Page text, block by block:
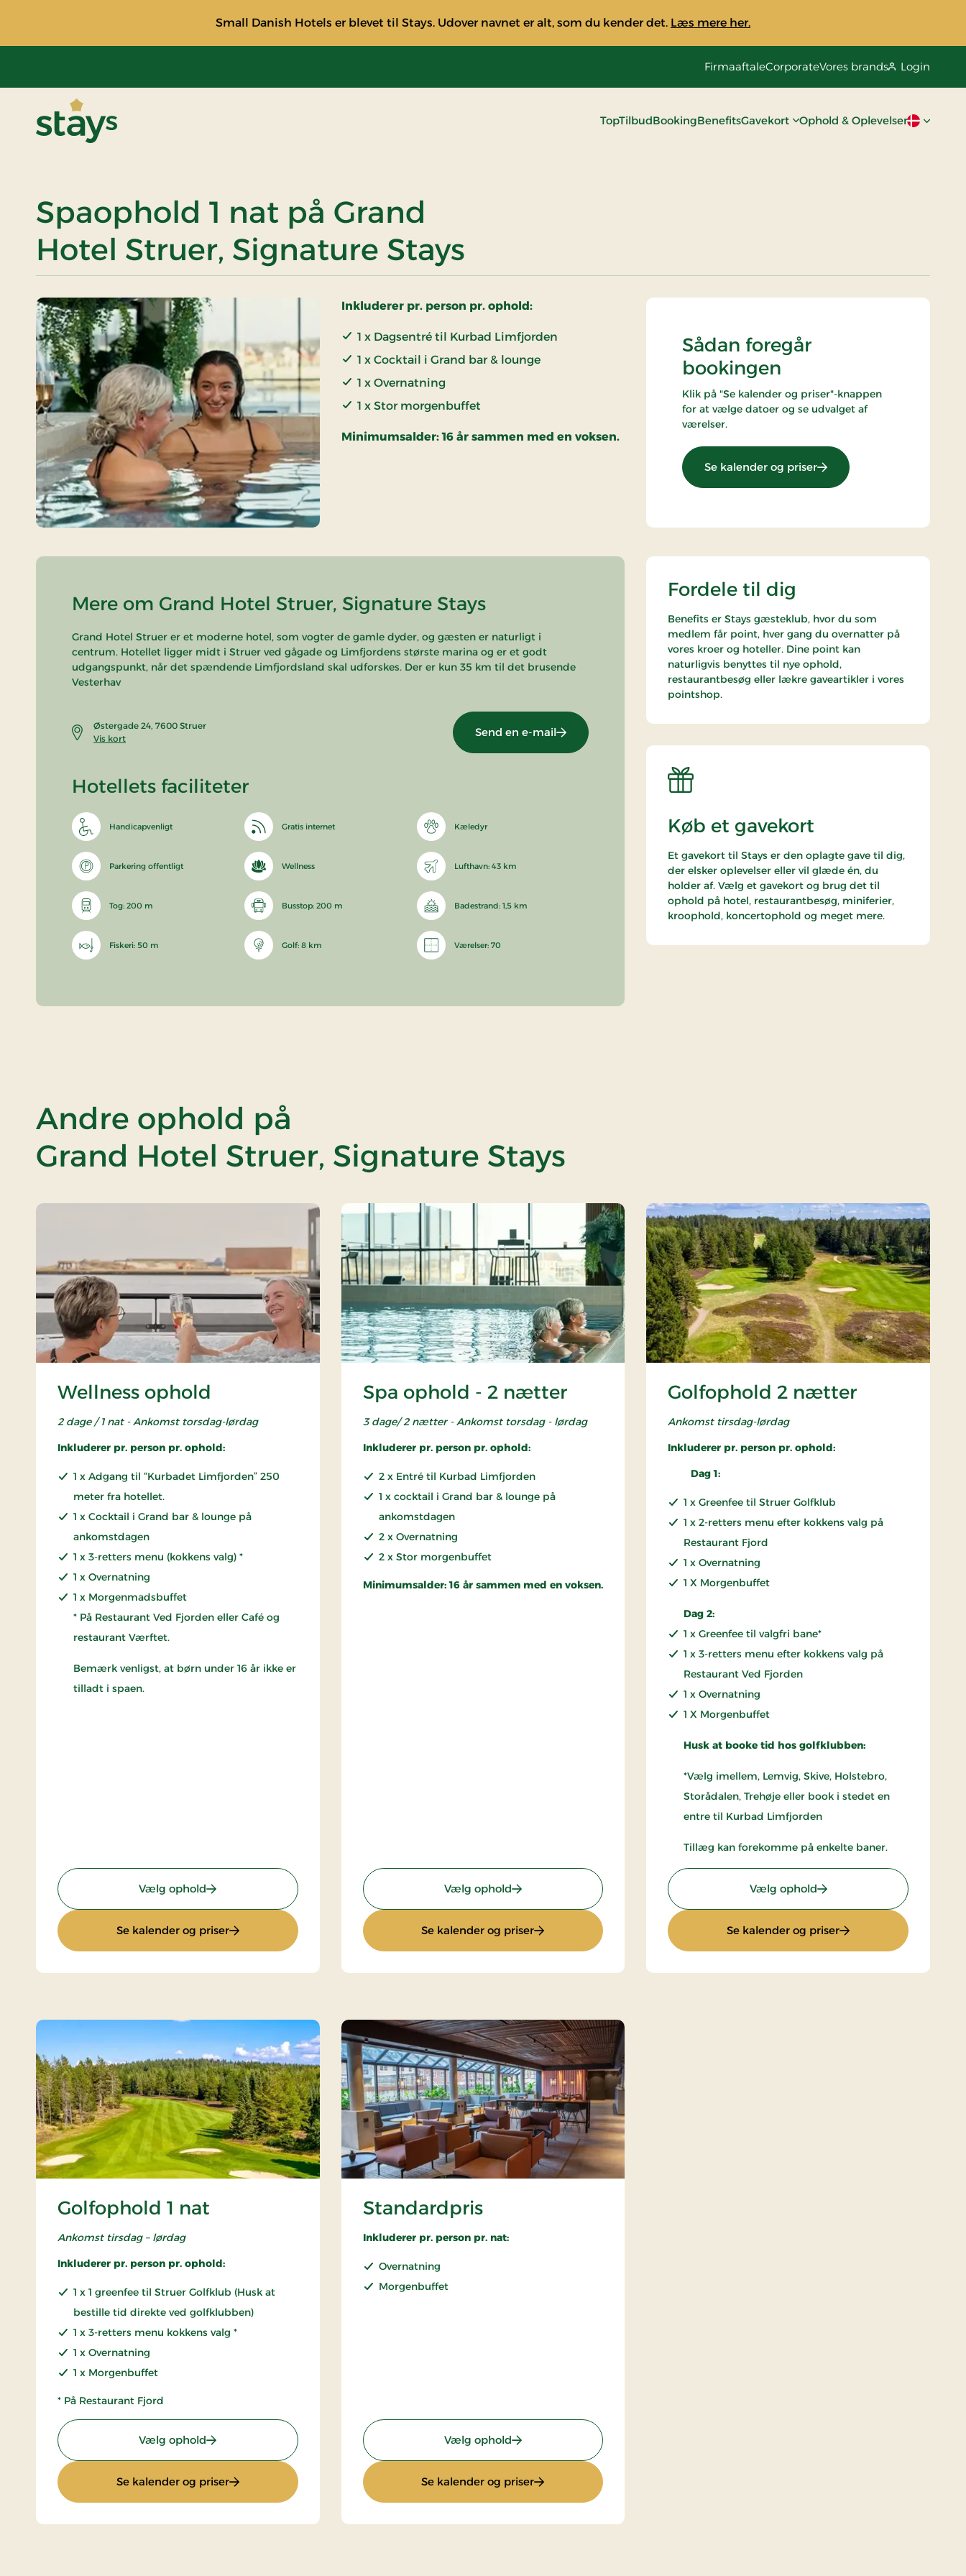
Small Danish Hotels er blevet til Stays. Udover navnet er alt, som du kender det. Læs mere her.
FirmaaftaleCorporateVores brands Login
TopTilbudBookingBenefitsGavekort Ophold & OplevelserAktivt
Spaophold 1 nat på Grand
Hotel Struer, Signature Stays
Inkluderer pr. person pr. ophold:
1 x Dagsentré til Kurbad Limfjorden
1 x Cocktail i Grand bar & lounge
1 x Overnatning
1 x Stor morgenbuffet
Minimumsalder: 16 år sammen med en voksen.
Sådan foregår
bookingen
Klik på "Se kalender og priser"-knappen
for at vælge datoer og se udvalget af
værelser.
Se kalender og priser: Spaophold 1 nat
Mere om Grand Hotel Struer, Signature Stays
Grand Hotel Struer er et moderne hotel, som vogter de gamle dyder, og gæsten er naturligt i
centrum. Hotellet ligger midt i Struer ved gågade og Limfjordens største marina og er et godt
udgangspunkt, når det spændende Limfjordsland skal udforskes. Der er kun 35 km til det brusende
Vesterhav
Østergade 24, 7600 Struer
Vis kort
Send en e-mail
Hotellets faciliteter
Handicapvenligt Gratis internet Kæledyr
Parkering offentligt Wellness Lufthavn: 43 km
Tog: 200 m Busstop: 200 m Badestrand: 1,5 km
Fiskeri: 50 m Golf: 8 km Værelser: 70
Fordele til dig
Benefits er Stays gæsteklub, hvor du som
medlem får point, hver gang du overnatter på
vores kroer og hoteller. Dine point kan
naturligvis benyttes til nye ophold,
restaurantbesøg eller lækre gaveartikler i vores
pointshop.
Køb et gavekort
Et gavekort til Stays er den oplagte gave til dig,
der elsker oplevelser eller vil glæde én, du
holder af. Vælg et gavekort og brug det til
ophold på hotel, restaurantbesøg, miniferier,
kroophold, koncertophold og meget mere.
Andre ophold på
Grand Hotel Struer, Signature Stays
Wellness ophold
2 dage / 1 nat - Ankomst torsdag-lørdag
Inkluderer pr. person pr. ophold:
1 x Adgang til “Kurbadet Limfjorden” 250
meter fra hotellet.
1 x Cocktail i Grand bar & lounge på
ankomstdagen
1 x 3-retters menu (kokkens valg) *
1 x Overnatning
1 x Morgenmadsbuffet
* På Restaurant Ved Fjorden eller Café og
restaurant Værftet.
Bemærk venligst, at børn under 16 år ikke er
tilladt i spaen.
Vælg ophold: Wellness ophold
Se kalender og priser: Wellness ophold
Spa ophold - 2 nætter
3 dage/ 2 nætter - Ankomst torsdag - lørdag
Inkluderer pr. person pr. ophold:
2 x Entré til Kurbad Limfjorden
1 x cocktail i Grand bar & lounge på
ankomstdagen
2 x Overnatning
2 x Stor morgenbuffet
Minimumsalder: 16 år sammen med en voksen.
Vælg ophold: Spa ophold - 2 nætter
Se kalender og priser: Spa ophold - 2 nætter
Golfophold 2 nætter
Ankomst tirsdag-lørdag
Inkluderer pr. person pr. ophold:
Dag 1:
1 x Greenfee til Struer Golfklub
1 x 2-retters menu efter kokkens valg på
Restaurant Fjord
1 x Overnatning
1 X Morgenbuffet
Dag 2:
1 x Greenfee til valgfri bane*
1 x 3-retters menu efter kokkens valg på
Restaurant Ved Fjorden
1 x Overnatning
1 X Morgenbuffet
Husk at booke tid hos golfklubben:
*Vælg imellem, Lemvig, Skive, Holstebro,
Storådalen, Trehøje eller book i stedet en
entre til Kurbad Limfjorden
Tillæg kan forekomme på enkelte baner.
Vælg ophold: Golfophold 2 nætter
Se kalender og priser: Golfophold 2 nætter
Golfophold 1 nat
Ankomst tirsdag – lørdag
Inkluderer pr. person pr. ophold:
1 x 1 greenfee til Struer Golfklub (Husk at
bestille tid direkte ved golfklubben)
1 x 3-retters menu kokkens valg *
1 x Overnatning
1 x Morgenbuffet
* På Restaurant Fjord
Vælg ophold: Golfophold 1 nat
Se kalender og priser: Golfophold 1 nat
Standardpris
Inkluderer pr. person pr. nat:
Overnatning
Morgenbuffet
Vælg ophold: Standardpris
Se kalender og priser: Standardpris